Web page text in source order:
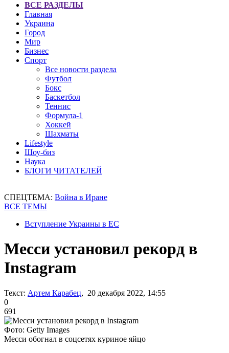
ВСЕ РАЗДЕЛЫ
Главная
Украина
Город
Мир
Бизнес
Спорт
Все новости раздела
Футбол
Бокс
Баскетбол
Теннис
Формула-1
Хоккей
Шахматы
Lifestyle
Шоу-биз
Наука
БЛОГИ ЧИТАТЕЛЕЙ
СПЕЦТЕМА: Война в Иране
ВСЕ ТЕМЫ
Вступление Украины в ЕС
Месси установил рекорд в
Instagram
Текст: Артем Карабец, 20 декабря 2022, 14:55
0
691
Фото: Getty Images
Месси обогнал в соцсетях куриное яйцо